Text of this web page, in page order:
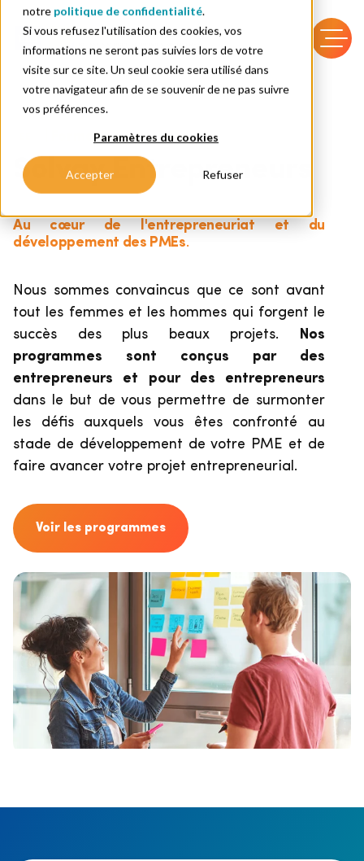
notre politique de confidentialité.
Si vous refusez l'utilisation des cookies, vos
informations ne seront pas suivies lors de votre
visite sur ce site. Un seul cookie sera utilisé dans
votre navigateur afin de se souvenir de ne pas suivre
vos préférences.
Paramètres du cookies
Accepter Refuser
| Formation continue
Solvay Entrepreneurs
Au cœur de l'entrepreneuriat et du
développement des PMEs.
Nous sommes convaincus que ce sont avant
tout les femmes et les hommes qui forgent le
succès des plus beaux projets. Nos
programmes sont conçus par des
entrepreneurs et pour des entrepreneurs
dans le but de vous permettre de surmonter
les défis auxquels vous êtes confronté au
stade de développement de votre PME et de
faire avancer votre projet entrepreneurial.
Voir les programmes